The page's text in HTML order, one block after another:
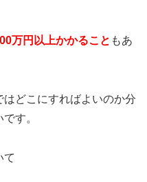
万円以上かかること もあ
はどこにすればよいのか分
す。
て